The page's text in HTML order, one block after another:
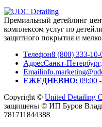
Премиальный детейлинг
комплексом услуг по
защитного покрытия и
Телефон8 (800) 333-10-
АдресСанкт-
Email
ЕЖЕДНЕВНО: 09:00
Copyright © United Detailing
защищены © ИП Буров
781711844388